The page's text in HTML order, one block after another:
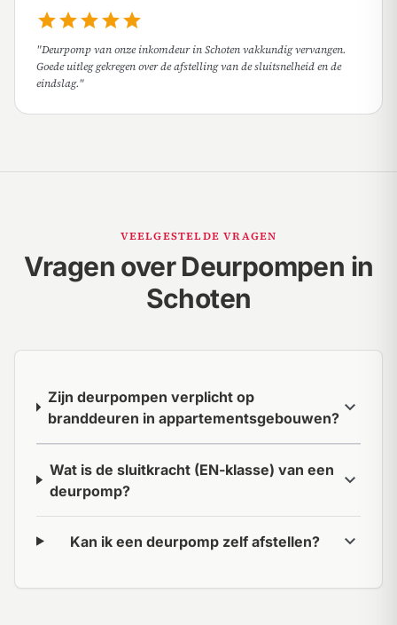
starstarstarstarstar
"Deurpomp van onze inkomdeur in Schoten vakkundig vervangen.
Goede uitleg gekregen over de afstelling van de sluitsnelheid en de
eindslag."
VEELGESTELDE VRAGEN
Vragen over Deurpompen in
Schoten
Zijn deurpompen verplicht op
branddeuren in appartementsgebouwen? expand_more
Wat is de sluitkracht (EN-klasse) van een
deurpomp?
expand_more
Kan ik een deurpomp zelf afstellen? expand_more